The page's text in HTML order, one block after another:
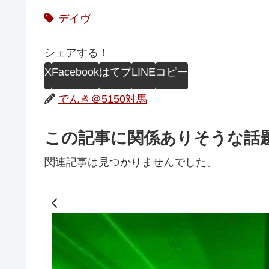
デイヴ
シェアする！
XFacebookはてブLINEコピー
でんき＠5150対馬
この記事に関係ありそうな話
関連記事は見つかりませんでした。